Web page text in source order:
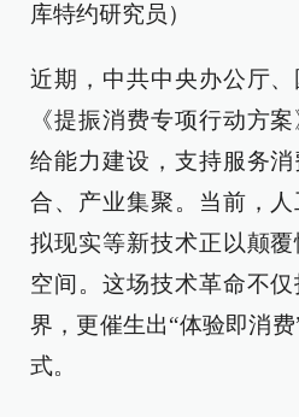
库特约研究员）
近期，中共中央办公厅
《提振消费专项行动方
给能力建设，支持服务
合、产业集聚。当前，
拟现实等新技术正以颠
空间。这场技术革命不
界，更催生出“体验即消
式。